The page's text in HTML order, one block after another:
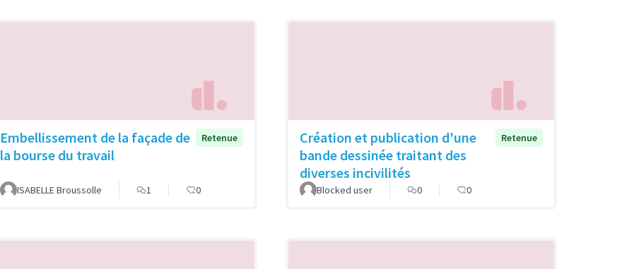
Embellissement de la façade de
la bourse du travail
Retenue
ISABELLE Broussolle 1 0
Création et publication d'une
bande dessinée traitant des
diverses incivilités
Retenue
Blocked user 0 0